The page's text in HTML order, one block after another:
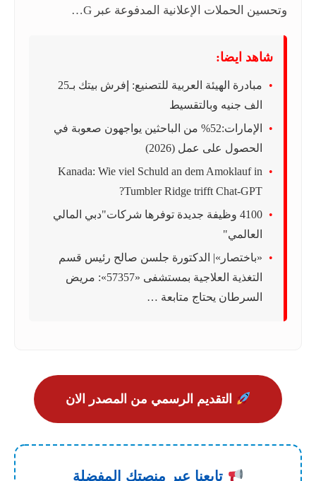
وتحسين الحملات الإعلانية المدفوعة عبر G…
شاهد ايضا:
مبادرة الهيئة العربية للتصنيع: إفرش بيتك بـ25
الف جنيه وبالتقسيط
الإمارات:52% من الباحثين يواجهون صعوبة في
الحصول على عمل (2026)
Kanada: Wie viel Schuld an dem Amoklauf in
Tumbler Ridge trifft Chat-GPT?
4100 وظيفة جديدة توفرها شركات"دبي المالي
العالمي"
«باختصار»| الدكتورة جلسن صالح رئيس قسم
التغذية العلاجية بمستشفى «57357»: مريض
السرطان يحتاج متابعة …
التقديم الرسمي من المصدر الان
تابعنا عبر منصتك المفضلة